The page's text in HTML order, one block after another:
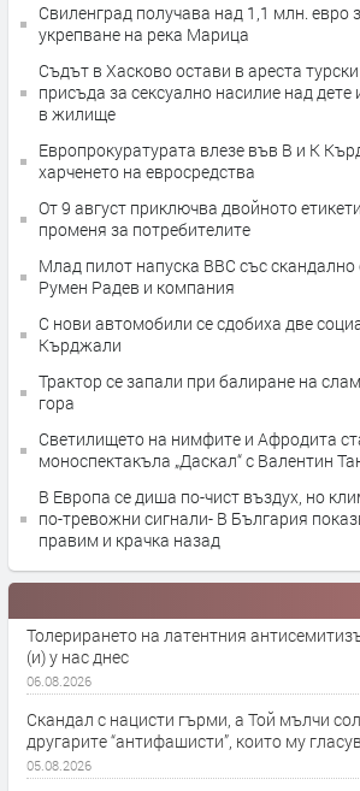
Свиленград получава над 1,1 млн. евро
укрепване на река Марица
Съдът в Хасково остави в ареста
присъда за сексуално насилие над
в жилище
Европрокуратурата влезе във В и К Кърджали,проверява
харченето на евросредства
От 9 август приключва двойното
променя за потребителите
Млад пилот напуска ВВС със
Румен Радев и компания
С нови автомобили се сдобиха две
Кърджали
Трактор се запали при балиране на
гора
Светилището на нимфите и Афродита
моноспектакъла „Даскал“ с Валентин
В Европа се диша по-чист въздух, но
по-тревожни сигнали- В България
правим и крачка назад
Толерирането на латентния
(и) у нас днес
06.08.2026
Скандал с нацисти гърми, а Той мълчи
другарите “антифашисти”, които му
05.08.2026